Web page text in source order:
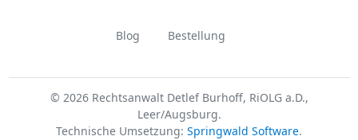
Blog Bestellung
© 2026 Rechtsanwalt Detlef Burhoff, RiOLG a.D.,
Leer/Augsburg.
Technische Umsetzung: Springwald Software.